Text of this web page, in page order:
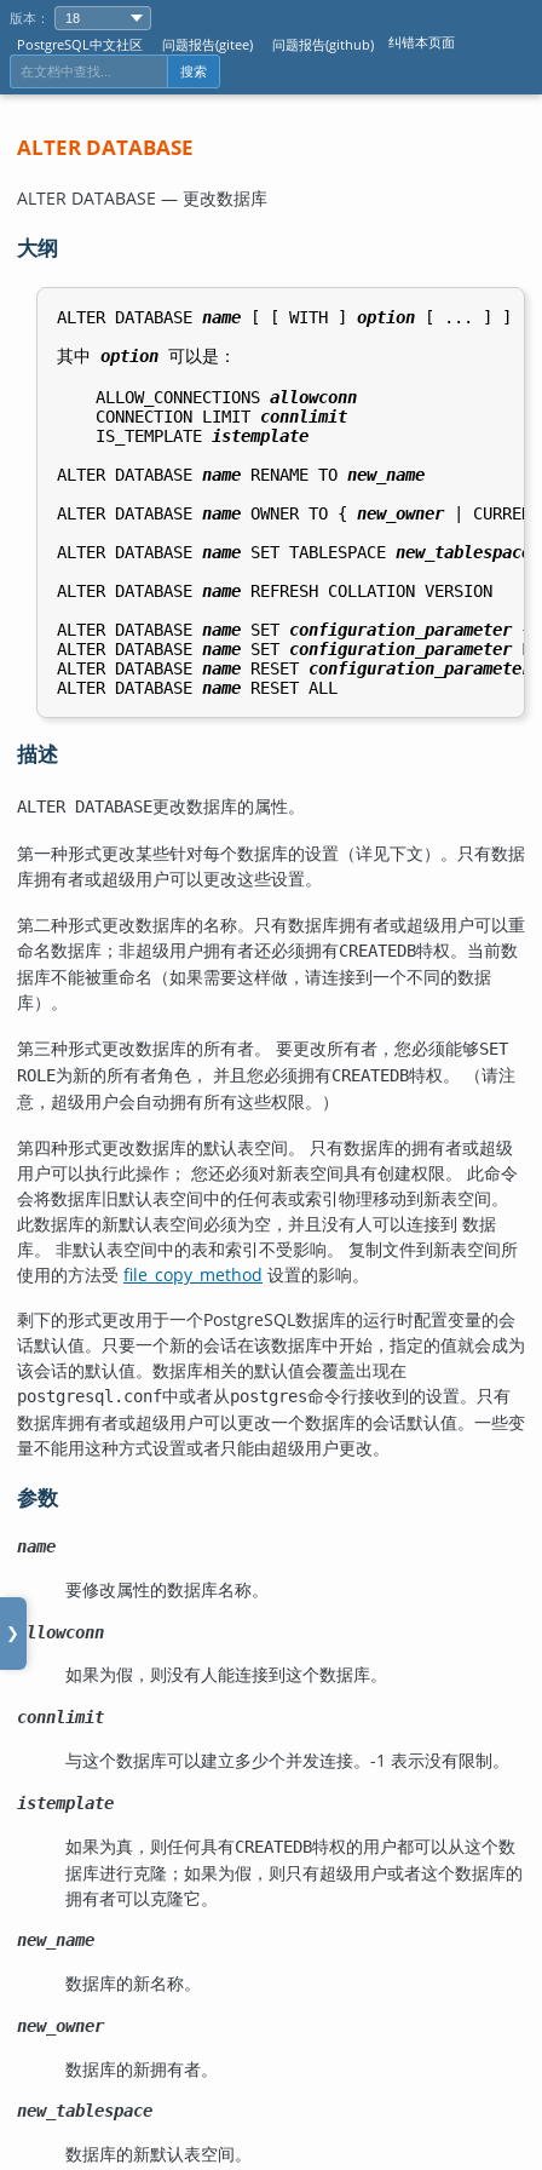
版本：
PostgreSQL中文社区
问题报告(gitee) 问题报告(github) 纠错本页面
搜索
❯
ALTER DATABASE
ALTER DATABASE — 更改数据库
大纲
ALTER DATABASE name [ [ WITH ] option [ ... ] ]
其中 option 可以是：
    ALLOW_CONNECTIONS
allowconn
    CONNECTION LIMIT
connlimit
    IS_TEMPLATE
istemplate
ALTER DATABASE name RENAME TO new_name
ALTER DATABASE name OWNER TO { new_owner |
ALTER DATABASE name SET TABLESPACE new_tablespace
ALTER DATABASE name REFRESH COLLATION VERSION
ALTER DATABASE name SET configuration_parameter {
ALTER DATABASE name SET configuration_parameter
ALTER DATABASE name RESET configuration_parameter
ALTER DATABASE name
描述
ALTER DATABASE更改数据库的属性。
第一种形式更改某些针对每个数据库的设置（详见下文）。只有数据
库拥有者或超级用户可以更改这些设置。
第二种形式更改数据库的名称。只有数据库拥有者或超级用户可以重
命名数据库；非超级用户拥有者还必须拥有CREATEDB特权。当前数
据库不能被重命名（如果需要这样做，请连接到一个不同的数据
库）。
第三种形式更改数据库的所有者。 要更改所有者，您必须能够SET
ROLE为新的所有者角色， 并且您必须拥有CREATEDB特权。 （请注
意，超级用户会自动拥有所有这些权限。）
第四种形式更改数据库的默认表空间。 只有数据库的拥有者或超级
用户可以执行此操作； 您还必须对新表空间具有创建权限。 此命令
会将数据库旧默认表空间中的任何表或索引物理移动到新表空间。
此数据库的新默认表空间必须为空，并且没有人可以连接到 数据
库。 非默认表空间中的表和索引不受影响。 复制文件到新表空间所
使用的方法受 file_copy_method 设置的影响。
剩下的形式更改用于一个PostgreSQL数据库的运行时配置变量的会
话默认值。只要一个新的会话在该数据库中开始，指定的值就会成为
该会话的默认值。数据库相关的默认值会覆盖出现在
postgresql.conf中或者从postgres命令行接收到的设置。只有
数据库拥有者或超级用户可以更改一个数据库的会话默认值。一些变
量不能用这种方式设置或者只能由超级用户更改。
参数
name
要修改属性的数据库名称。
allowconn
如果为假，则没有人能连接到这个数据库。
connlimit
与这个数据库可以建立多少个并发连接。-1 表示没有限制。
istemplate
如果为真，则任何具有CREATEDB特权的用户都可以从这个数
据库进行克隆；如果为假，则只有超级用户或者这个数据库的
拥有者可以克隆它。
new_name
数据库的新名称。
new_owner
数据库的新拥有者。
new_tablespace
数据库的新默认表空间。